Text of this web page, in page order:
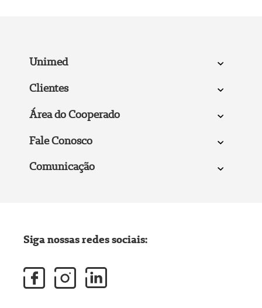
Unimed
Clientes
Área do Cooperado
Fale Conosco
Comunicação
Siga nossas redes sociais: